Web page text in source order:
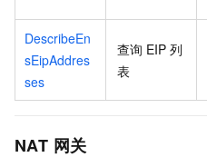
DescribeEn
sEipAddres
ses
查询 EIP 列
表
NAT 网关